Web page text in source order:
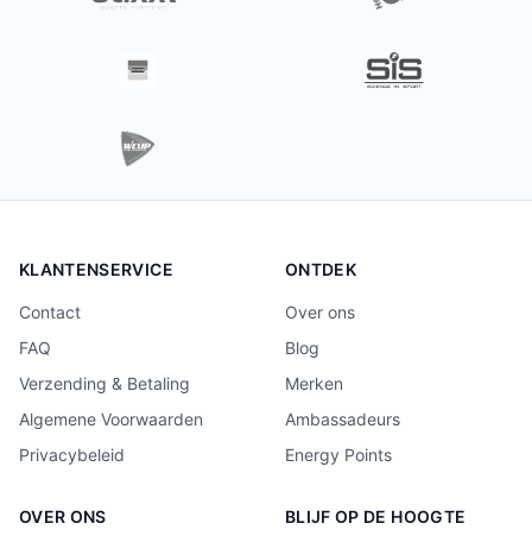
KLANTENSERVICE
Contact
FAQ
Verzending & Betaling
Algemene Voorwaarden
Privacybeleid
ONTDEK
Over ons
Blog
Merken
Ambassadeurs
Energy Points
OVER ONS BLIJF OP DE HOOGTE